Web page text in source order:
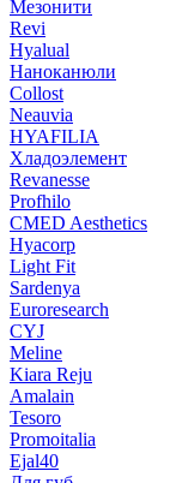
Мезонити
Revi
Hyalual
Наноканюли
Collost
Neauvia
HYAFILIA
Хладоэлемент
Revanesse
Profhilo
CMED Aesthetics
Hyacorp
Light Fit
Sardenya
Euroresearch
CYJ
Meline
Kiara Reju
Amalain
Tesoro
Promoitalia
Ejal40